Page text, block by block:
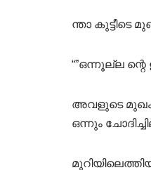
ന്താ കുട്ടീടെ
“”ഒന്നൂല്ല
അവളുടെ മുഖം
ഒന്നും